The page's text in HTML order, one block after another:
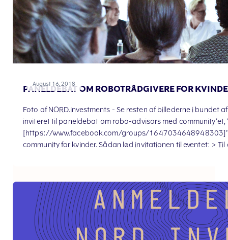
August 16, 2018
PANELDEBAT OM ROBOTRÅDGIVERE FOR
Foto af NORD.investments - Se resten af billederne i bundet
inviteret til paneldebat om robo-advisors med community'et,
[https://www.facebook.com/groups/
community for kvinder. Sådan lød invitationen til eventet: >